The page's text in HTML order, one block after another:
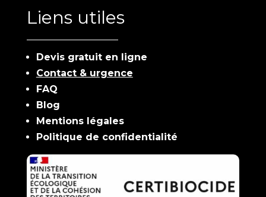
Liens utiles
Devis gratuit en ligne
Contact & urgence
FAQ
Blog
Mentions légales
Politique de confidentialité